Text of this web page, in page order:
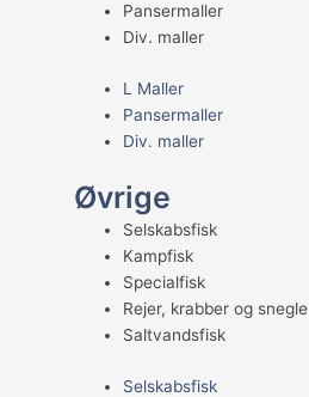
Pansermaller
Div. maller
L Maller
Pansermaller
Div. maller
Øvrige
Selskabsfisk
Kampfisk
Specialfisk
Rejer, krabber og snegle
Saltvandsfisk
Selskabsfisk